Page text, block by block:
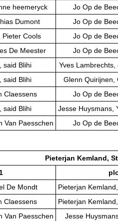
heemeryck
Jo Op de
Dumont
Jo Op de
Pieter Cools
Jo Op de
De Meester
Jo Op de
said Blihi
Yves
said Blihi
Glenn Quirijnen,
Claessens
Jo Op de
said Blihi
Jesse Huysmans,
Van Paesschen Jo Op de
Pieterjan Kemland,
De Mondt
Pieterjan
Claessens
Pieterjan
Van Paesschen
Jesse